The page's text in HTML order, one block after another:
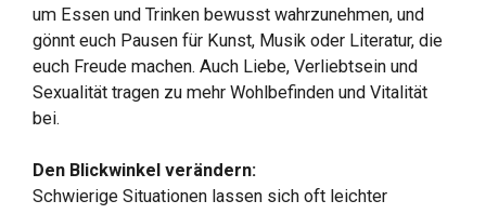
um Essen und Trinken bewusst wahrzunehmen, und
gönnt euch Pausen für Kunst, Musik oder Literatur, die
euch Freude machen. Auch Liebe, Verliebtsein und
Sexualität tragen zu mehr Wohlbefinden und Vitalität
bei.
Den Blickwinkel verändern:
Schwierige Situationen lassen sich oft leichter